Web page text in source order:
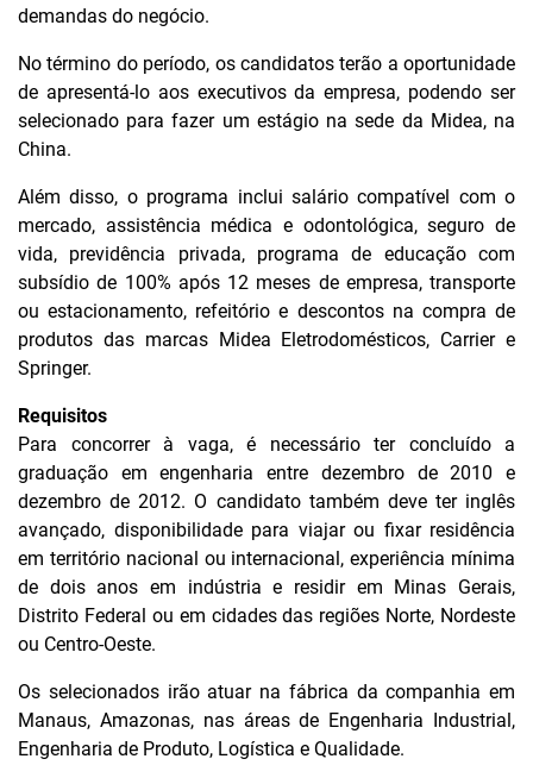
demandas do negócio.
No término do período, os candidatos terão a oportunidade
de apresentá-lo aos executivos da empresa, podendo ser
selecionado para fazer um estágio na sede da Midea, na
China.
Além disso, o programa inclui salário compatível com o
mercado, assistência médica e odontológica, seguro de
vida, previdência privada, programa de educação com
subsídio de 100% após 12 meses de empresa, transporte
ou estacionamento, refeitório e descontos na compra de
produtos das marcas Midea Eletrodomésticos, Carrier e
Springer.
Requisitos
Para concorrer à vaga, é necessário ter concluído a
graduação em engenharia entre dezembro de 2010 e
dezembro de 2012. O candidato também deve ter inglês
avançado, disponibilidade para viajar ou fixar residência
em território nacional ou internacional, experiência mínima
de dois anos em indústria e residir em Minas Gerais,
Distrito Federal ou em cidades das regiões Norte, Nordeste
ou Centro-Oeste.
Os selecionados irão atuar na fábrica da companhia em
Manaus, Amazonas, nas áreas de Engenharia Industrial,
Engenharia de Produto, Logística e Qualidade.